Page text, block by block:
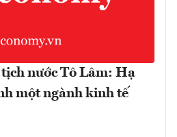
nước Tô Lâm: Hạ
một ngành kinh tế